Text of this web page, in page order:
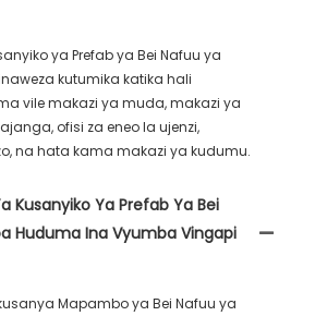
ya Prefab ya Bei Nafuu ya
kutumika katika hali
vile makazi ya muda, makazi ya
ofisi za eneo la ujenzi,
na hata kama makazi ya kudumu.
Kusanyiko Ya Prefab Ya Bei
Huduma Ina Vyumba Vingapi
Mapambo ya Bei Nafuu ya